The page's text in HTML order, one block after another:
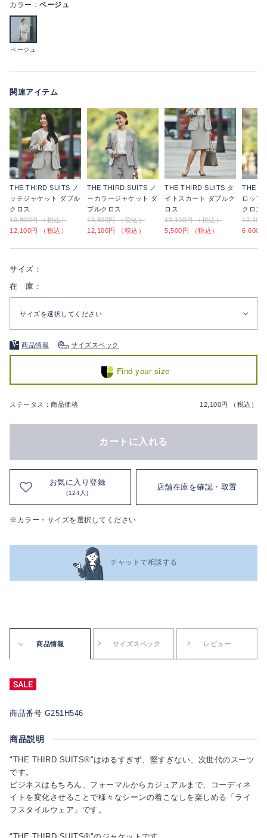
カラー： ベージュ
ベージュ
関連アイテム
THE THIRD SUITS ノ
ッチジャケット ダブル
クロス
19,800円 （税込）
12,100円 （税込）
THE THIRD SUITS ノ
ーカラージャケット ダ
ブルクロス
19,800円 （税込）
12,100円 （税込）
THE THIRD SUITS タ
イトスカート ダブルク
ロス
12,100円 （税込）
5,500円 （税込）
THE
ロップ
クロス
12,100
6,600
サイズ：
在 庫：
サイズを選択してください
商品情報 サイズスペック
Find your size
ステータス：商品価格 12,100円 （税込）
カートに入れる
お気に入り登録
(124人)
店舗在庫を確認・取置
※カラー・サイズを選択してください
チャットで相談する
商品情報 サイズスペック レビュー
商品番号 G251H546
商品説明
"THE THIRD SUITS®"はゆるすぎず、堅すぎない、次世代のスーツ
です。
ビジネスはもちろん、フォーマルからカジュアルまで、コーディネ
イトを変化させることで様々なシーンの着こなしを楽しめる「ライ
フスタイルウェア」です。
"THE THIRD SUITS®"のジャケットです。